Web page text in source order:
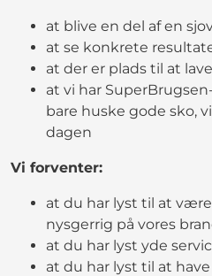
at blive en del af en
at se konkrete
at der er plads til at
at vi har
bare huske gode sko,
dagen
Vi forventer:
at du har lyst til at
nysgerrig på vores
at du har lyst yde
at du har lyst til at